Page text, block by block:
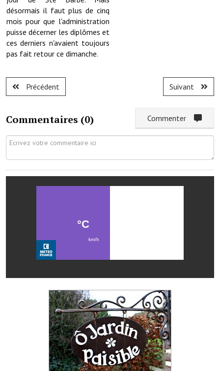
Services publics communaux
Démarches administratives
Urbanisme
Terrains et maisons à vendre
Commerçants, artisans
Commerces et professions libérales
Agents immobiliers
Salle Georges Delépine
Maison des services et des associations fressinoises
VILLE ACTIVE
Village culturel
désormais il faut plus de cinq
mois pour que l'administration
puisse décerner les diplômes et
ces derniers n'avaient toujours
pas fait retour ce dimanche.
Précédent Suivant
Commentaires (0)